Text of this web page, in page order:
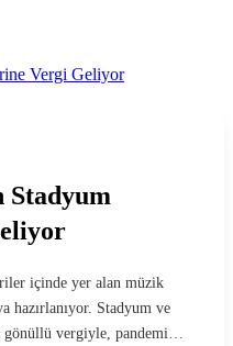
Vergi Geliyor
içinde yer alan müzik
hazırlanıyor. Stadyum ve
gönüllü vergiyle, pandemi…